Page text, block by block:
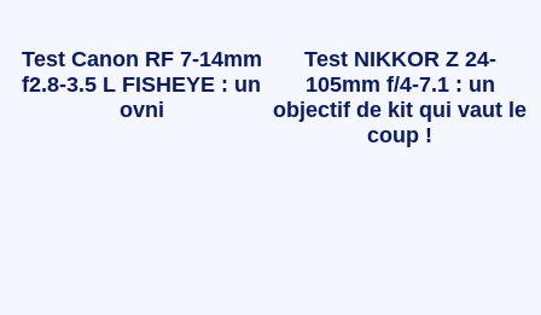
Test Canon RF 7-14mm
f2.8-3.5 L FISHEYE : un
ovni
Test NIKKOR Z 24-
105mm f/4-7.1 : un
objectif de kit qui vaut le
coup !